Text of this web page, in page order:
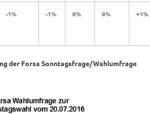
-1% -1% 0% 0% +1%
der Forsa Sonntagsfrage/Wahlumfrage